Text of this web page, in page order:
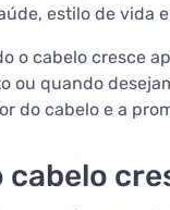
estilo de vida
o cabelo cresce
ou quando
do cabelo e a
cabelo